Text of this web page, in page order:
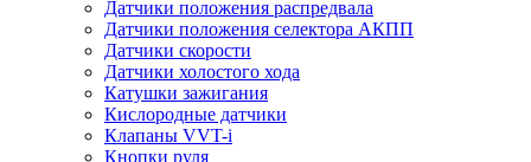
Датчики положения распредвала
Датчики положения селектора АКПП
Датчики скорости
Датчики холостого хода
Катушки зажигания
Кислородные датчики
Клапаны VVT-i
Кнопки руля